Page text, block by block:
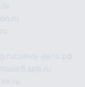
схема-авто.рф
music8.spb.ru